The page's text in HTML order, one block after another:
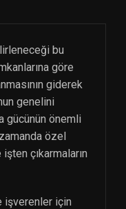
bu
göre
giderek
genelini
gücünün önemli
özel
çıkarmaların
işverenler için